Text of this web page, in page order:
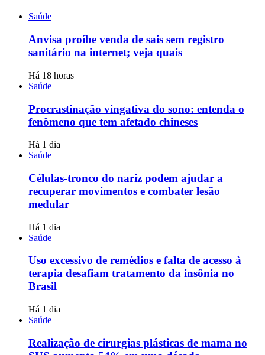
Saúde
Anvisa proíbe venda de sais sem registro
sanitário na internet; veja quais
Há 18 horas
Saúde
Procrastinação vingativa do sono: entenda o
fenômeno que tem afetado chineses
Há 1 dia
Saúde
Células-tronco do nariz podem ajudar a
recuperar movimentos e combater lesão
medular
Há 1 dia
Saúde
Uso excessivo de remédios e falta de acesso à
terapia desafiam tratamento da insônia no
Brasil
Há 1 dia
Saúde
Realização de cirurgias plásticas de mama no